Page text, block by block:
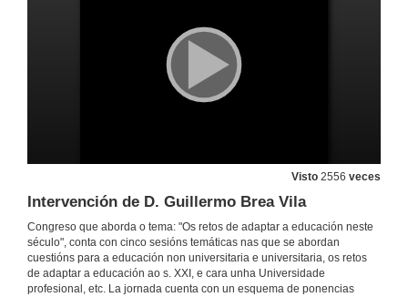
Visto 2556 veces
Intervención de D. Guillermo Brea Vila
Congreso que aborda o tema: "Os retos de adaptar a educación neste
século", conta con cinco sesións temáticas nas que se abordan
cuestións para a educación non universitaria e universitaria, os retos
de adaptar a educación ao s. XXI, e cara unha Universidade
profesional, etc. La jornada cuenta con un esquema de ponencias